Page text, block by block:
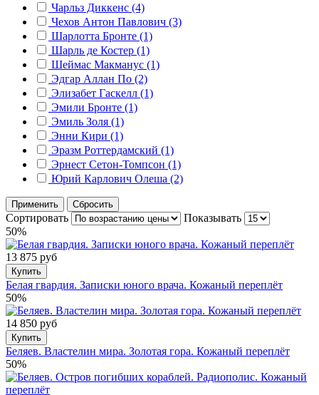
Чарльз Диккенс (4)
Чехов Антон Павлович (3)
Шарлотта Бронте (1)
Шарль де Костер (1)
Шеймас Макманус (1)
Эдгар Аллан По (2)
Элизабет Гаскелл (1)
Эмили Бронте (1)
Эмиль Золя (1)
Энни Кири (1)
Эразм Роттердамский (1)
Эрнест Сетон-Томпсон (1)
Юрий Карлович Олеша (2)
Применить Сбросить
Сортировать
Показывать
50%
13 875 руб
Купить
Белая гвардия. Записки юного врача. Кожаный переплёт
50%
14 850 руб
Купить
Беляев. Властелин мира. Золотая гора. Кожаный переплёт
50%